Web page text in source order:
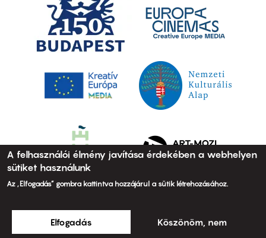
A felhasználói élmény javítása érdekében a webhelyen
sütiket használunk
Az „Elfogadás” gombra kattintva hozzájárul a sütik létrehozásához.
Elfogadás Köszönöm, nem